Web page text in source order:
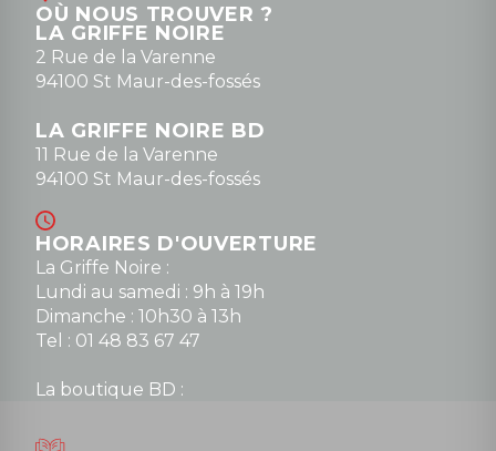
OÙ NOUS TROUVER ?
LA GRIFFE NOIRE
2 Rue de la Varenne
94100 St Maur-des-fossés
LA GRIFFE NOIRE BD
11 Rue de la Varenne
94100 St Maur-des-fossés
HORAIRES D'OUVERTURE
La Griffe Noire :
Lundi au samedi : 9h à 19h
Dimanche : 10h30 à 13h
Tel : 01 48 83 67 47
La boutique BD :
Mardi au samedi : 10h à 13h / 14h à 19h